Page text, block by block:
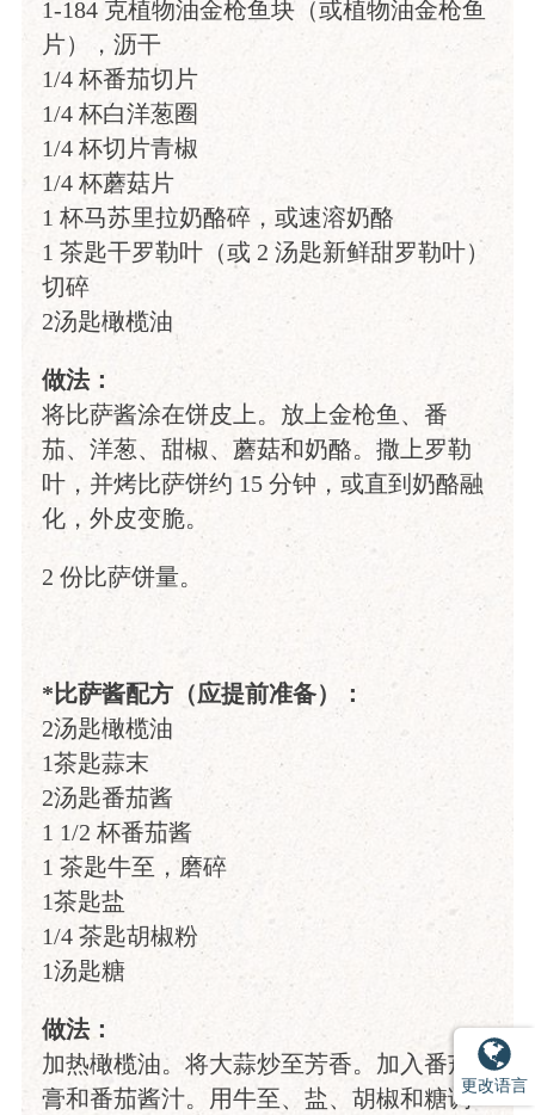
1-184 克植物油金枪鱼块（或植物油金枪鱼
片），沥干
1/4 杯番茄切片
1/4 杯白洋葱圈
1/4 杯切片青椒
1/4 杯蘑菇片
1 杯马苏里拉奶酪碎，或速溶奶酪
1 茶匙干罗勒叶（或 2 汤匙新鲜甜罗勒叶）
切碎
2汤匙橄榄油
做法：
将比萨酱涂在饼皮上。放上金枪鱼、番
茄、洋葱、甜椒、蘑菇和奶酪。撒上罗勒
叶，并烤比萨饼约 15 分钟，或直到奶酪融
化，外皮变脆。
2 份比萨饼量。
*比萨酱配方（应提前准备）：
2汤匙橄榄油
1茶匙蒜末
2汤匙番茄酱
1 1/2 杯番茄酱
1 茶匙牛至，磨碎
1茶匙盐
1/4 茶匙胡椒粉
1汤匙糖
做法：
加热橄榄油。将大蒜炒至芳香。加入番茄
膏和番茄酱汁。用牛至、盐、胡椒和糖调更改语言